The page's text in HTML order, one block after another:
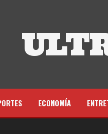
ECONOMÍA